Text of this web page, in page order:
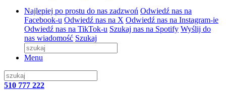
Najlepiej po prostu do nas zadzwoń Odwiedź nas na
Facebook-u Odwiedź nas na X Odwiedź nas na Instagram-ie
Odwiedź nas na TikTok-u Szukaj nas na Spotify Wyślij do
nas wiadomość Szukaj
Menu
510 777 222